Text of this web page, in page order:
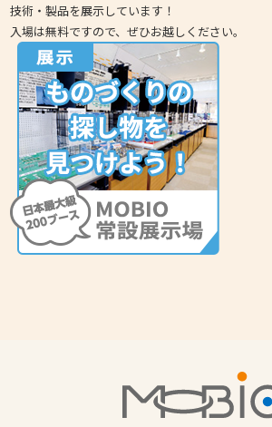
技術・製品を展示しています！
入場は無料ですので、ぜひお越しください。